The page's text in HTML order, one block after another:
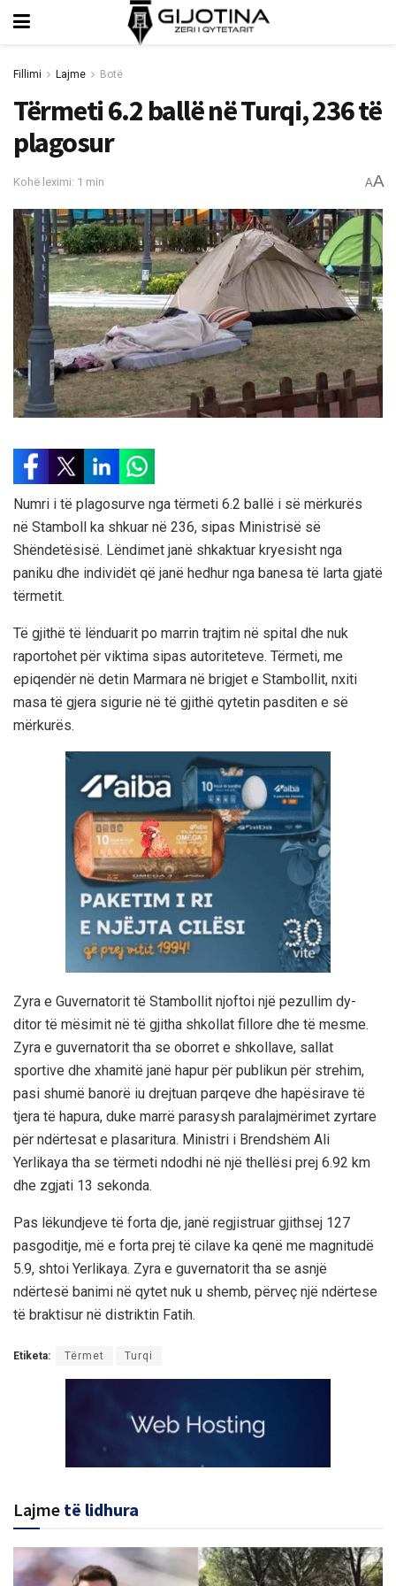
Fillimi Lajme Botë
Tërmeti 6.2 ballë në Turqi, 236 të
plagosur
Kohë leximi: 1 min AA
Numri i të plagosurve nga tërmeti 6.2 ballë i së mërkurës
në Stamboll ka shkuar në 236, sipas Ministrisë së
Shëndetësisë. Lëndimet janë shkaktuar kryesisht nga
paniku dhe individët që janë hedhur nga banesa të larta gjatë
tërmetit.
Të gjithë të lënduarit po marrin trajtim në spital dhe nuk
raportohet për viktima sipas autoriteteve. Tërmeti, me
epiqendër në detin Marmara në brigjet e Stambollit, nxiti
masa të gjera sigurie në të gjithë qytetin pasditen e së
mërkurës.
Zyra e Guvernatorit të Stambollit njoftoi një pezullim dy-
ditor të mësimit në të gjitha shkollat fillore dhe të mesme.
Zyra e guvernatorit tha se oborret e shkollave, sallat
sportive dhe xhamitë janë hapur për publikun për strehim,
pasi shumë banorë iu drejtuan parqeve dhe hapësirave të
tjera të hapura, duke marrë parasysh paralajmërimet zyrtare
për ndërtesat e plasaritura. Ministri i Brendshëm Ali
Yerlikaya tha se tërmeti ndodhi në një thellësi prej 6.92 km
dhe zgjati 13 sekonda.
Pas lëkundjeve të forta dje, janë regjistruar gjithsej 127
pasgoditje, më e forta prej të cilave ka qenë me magnitudë
5.9, shtoi Yerlikaya. Zyra e guvernatorit tha se asnjë
ndërtesë banimi në qytet nuk u shemb, përveç një ndërtese
të braktisur në distriktin Fatih.
Etiketa: Tërmet Turqi
Lajme të lidhura